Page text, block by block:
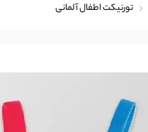
تورنیکت اطفال آلمانی